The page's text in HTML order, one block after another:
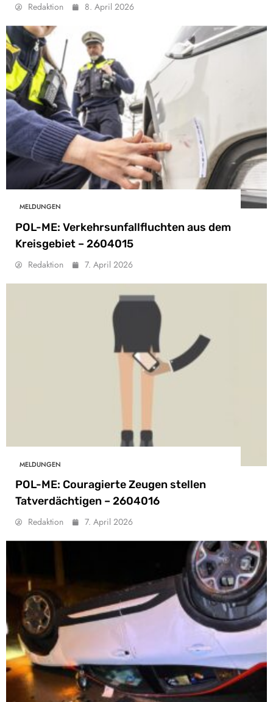
Redaktion 8. April 2026
MELDUNGEN
POL-ME: Verkehrsunfallfluchten aus dem
Kreisgebiet – 2604015
Redaktion 7. April 2026
MELDUNGEN
POL-ME: Couragierte Zeugen stellen
Tatverdächtigen – 2604016
Redaktion 7. April 2026